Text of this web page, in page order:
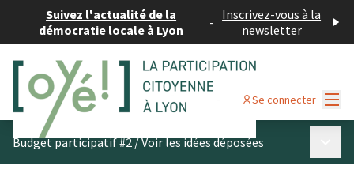
Suivez l'actualité de la
démocratie locale à Lyon
- Inscrivez-vous à la
newsletter
Se connecter
Budget participatif #2/Voir les idées déposées